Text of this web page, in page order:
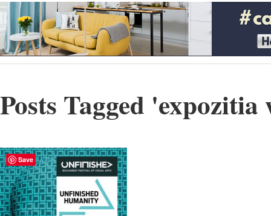
Posts Tagged 'expozitia
Save